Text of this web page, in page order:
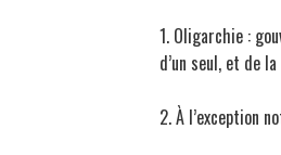
1. Oligarchie :
d’un seul, et de la
2. À l’exception